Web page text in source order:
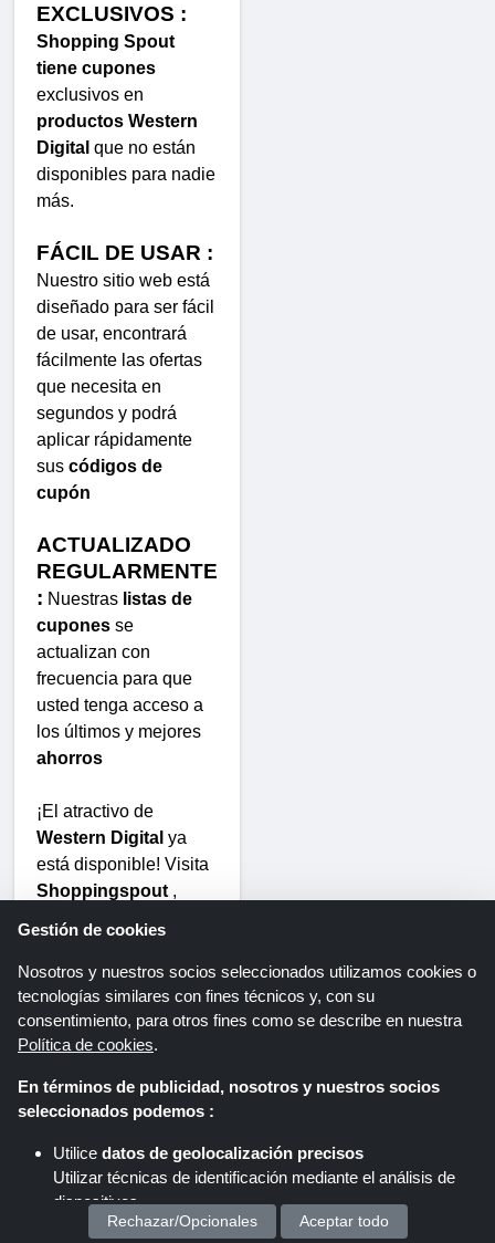
EXCLUSIVOS :
Shopping Spout
tiene cupones
exclusivos en
productos Western
Digital que no están
disponibles para nadie
más.
FÁCIL DE USAR :
Nuestro sitio web está
diseñado para ser fácil
de usar, encontrará
fácilmente las ofertas
que necesita en
segundos y podrá
aplicar rápidamente
sus códigos de
cupón
ACTUALIZADO
REGULARMENTE
: Nuestras listas de
cupones se
actualizan con
frecuencia para que
usted tenga acceso a
los últimos y mejores
ahorros
¡El atractivo de
Western Digital ya
está disponible! Visita
Shoppingspout,
cuponesexclusivos
de nuestro sitio web
para recibir diversos
descuentosen todo
tipo de
productos WD
hoy mismo, desde
externoshastaSSD
para juegos.
¡Tenemos algo para
cada necesidad!
Gestión de cookies
Nosotros y nuestros socios seleccionados utilizamos cookies o
tecnologías similares con fines técnicos y, con su
consentimiento, para otros fines como se describe en nuestra
Política de cookies.
En términos de publicidad, nosotros y nuestros socios
seleccionados podemos :
Utilice datos de geolocalización precisos
Utilizar técnicas de identificación mediante el análisis de
dispositivos.
Almacenar y/o acceder a información en un dispositivo
Rechazar/Opcionales Aceptar todo